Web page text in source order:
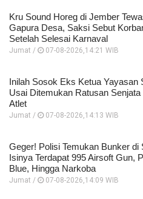
Kru Sound Horeg di Jember
Gapura Desa, Saksi Sebut
Setelah Selesai Karnaval
Jumat / 07-08-2026,14:21 WIB
Inilah Sosok Eks Ketua Yayasan
Usai Ditemukan Ratusan
Atlet
Jumat / 07-08-2026,14:13 WIB
Geger! Polisi Temukan Bunker
Isinya Terdapat 995 Airsoft Gun,
Blue, Hingga Narkoba
Jumat / 07-08-2026,14:09 WIB